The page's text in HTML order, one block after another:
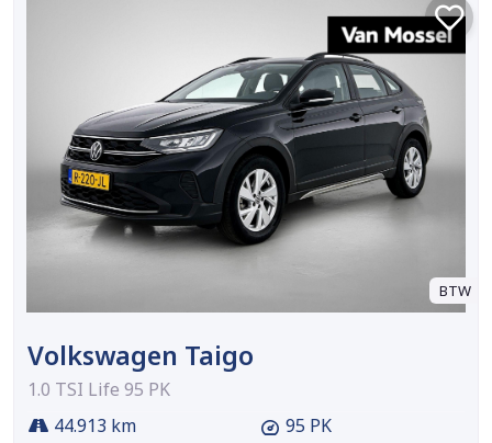
BTW
Volkswagen Taigo
1.0 TSI Life 95 PK
44.913 km
95 PK